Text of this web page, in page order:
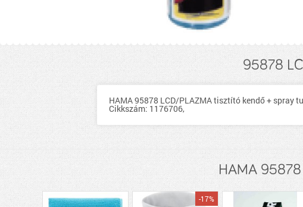
95878
HAMA 95878 LCD/PLAZMA tisztító kendő + spray
Cikkszám: 1176706,
HAMA
-17%